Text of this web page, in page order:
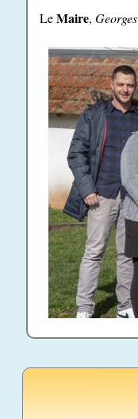
LeMaire, Georges